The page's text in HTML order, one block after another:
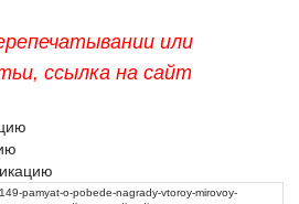
или
ссылка на сайт